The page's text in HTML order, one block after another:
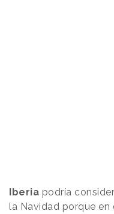
Iberia podría
la Navidad porque en